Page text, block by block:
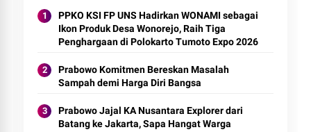
PPKO KSI FP UNS Hadirkan WONAMI sebagai
Ikon Produk Desa Wonorejo, Raih Tiga
Penghargaan di Polokarto Tumoto Expo 2026
Prabowo Komitmen Bereskan Masalah
Sampah demi Harga Diri Bangsa
Prabowo Jajal KA Nusantara Explorer dari
Batang ke Jakarta, Sapa Hangat Warga